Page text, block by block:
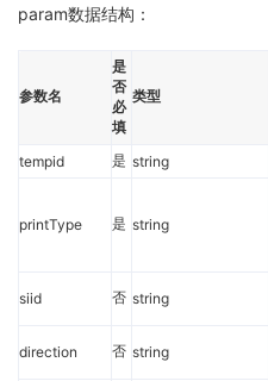
param数据结构：
参数名
是
否
必
填
类型
tempid 是 string
printType 是 string
siid 否 string
direction 否 string